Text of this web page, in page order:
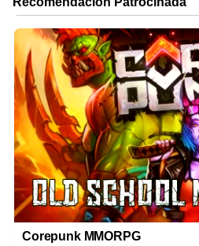
Corepunk MMORPG